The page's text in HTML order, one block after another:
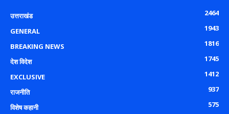
उत्तराखंड
2464
GENERAL
1943
BREAKING NEWS
1816
देश विदेश
1745
EXCLUSIVE
1412
राजनीति
937
विशेष कहानी
575